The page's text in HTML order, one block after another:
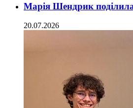
Марія Шендрик
20.07.2026